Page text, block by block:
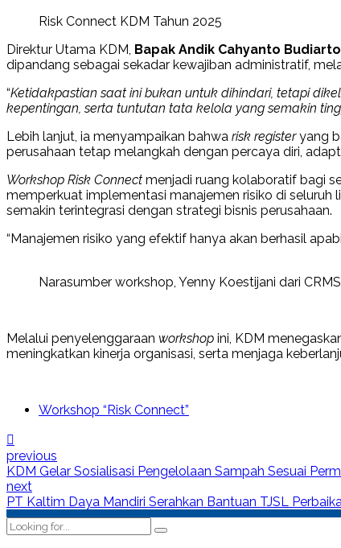
Risk Connect KDM Tahun 2025
Direktur Utama KDM, Bapak Andik Cahyanto Budiarto
dipandang sebagai sekadar kewajiban administratif,
“Ketidakpastian saat ini bukan untuk dihindari, tetapi
kepentingan, serta tuntutan tata kelola yang semakin
Lebih lanjut, ia menyampaikan bahwa risk registeryang
perusahaan tetap melangkah dengan percaya diri,
Workshop Risk Connect menjadi ruang kolaboratif bagi
memperkuat implementasi manajemen risiko di seluruh
semakin terintegrasi dengan strategi bisnis perusahaan.
“Manajemen risiko yang efektif hanya akan berhasil
Narasumber workshop, Yenny Koestijani dari
Melalui penyelenggaraan workshop ini, KDM
meningkatkan kinerja organisasi, serta menjaga
Workshop “Risk Connect”
previous
KDM Gelar Sosialisasi Pengelolaan Sampah Sesuai
next
PT Kaltim Daya Mandiri Serahkan Bantuan TJSL